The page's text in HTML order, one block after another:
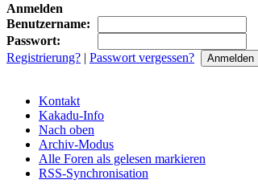
Anmelden
Benutzername:
Passwort:
Registrierung? | Passwort vergessen?
Kontakt
Kakadu-Info
Nach oben
Archiv-Modus
Alle Foren als gelesen markieren
RSS-Synchronisation